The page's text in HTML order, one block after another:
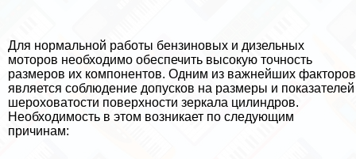
Для нормальной работы бензиновых и дизельных
моторов необходимо обеспечить высокую точность
размеров их компонентов. Одним из важнейших факторов
является соблюдение допусков на размеры и показателей
шероховатости поверхности зеркала цилиндров.
Необходимость в этом возникает по следующим
причинам: